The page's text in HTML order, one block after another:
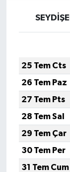
25 Tem Cts
26 Tem Paz
27 Tem Pts
28 Tem Sal
29 Tem Çar
30 Tem Per
31 Tem Cum
Şaphane
Simav
Siyaset
Spor